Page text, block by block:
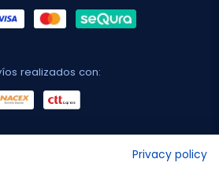
realizados con:
Privacy policy